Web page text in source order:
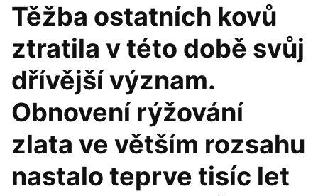
Těžba ostatních kovů
ztratila v této době svůj
dřívější význam.
Obnovení rýžování
zlata ve větším rozsahu
nastalo teprve tisíc let